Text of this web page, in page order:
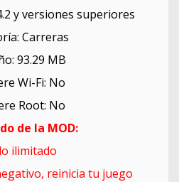
y versiones superiores
Carreras
93.29 MB
Wi-Fi: No
Root: No
de la MOD:
ilimitado
reinicia tu juego